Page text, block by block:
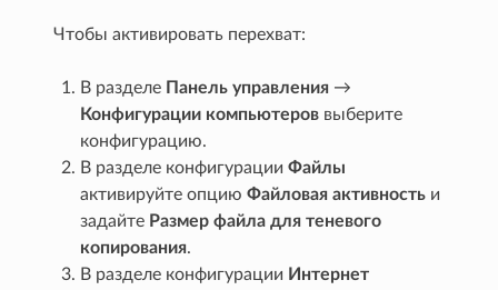
Чтобы активировать перехват:
В разделе Панель управления →
Конфигурации компьютеров выберите
конфигурацию.
В разделе конфигурацииФайлы
активируйте опциюФайловая активность и
задайте Размер файла для теневого
копирования.
В разделе конфигурации Интернет